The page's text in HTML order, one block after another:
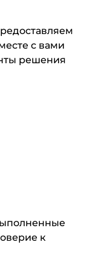
с вами
решения
к